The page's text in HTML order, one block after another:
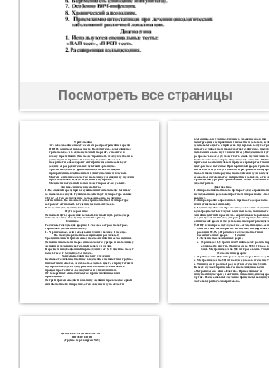
Посмотреть все страницы